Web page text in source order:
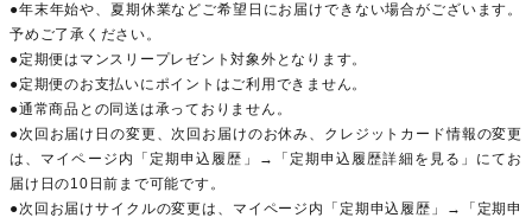
●年末年始や、夏期休業などご希望日にお届けできない場合がございます。
予めご了承ください。
●定期便はマンスリープレゼント対象外となります。
●定期便のお支払いにポイントはご利用できません。
●通常商品との同送は承っておりません。
●次回お届け日の変更、次回お届けのお休み、クレジットカード情報の変更
は、マイページ内「定期申込履歴」→「定期申込履歴詳細を見る」にてお
届け日の10日前まで可能です。
●次回お届けサイクルの変更は、マイページ内「定期申込履歴」→「定期申